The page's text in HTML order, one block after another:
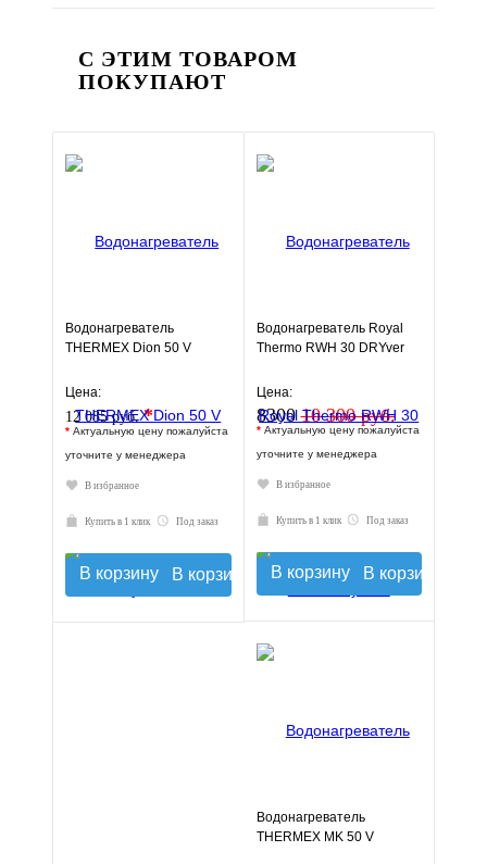
С ЭТИМ ТОВАРОМ
ПОКУПАЮТ
Водонагреватель
THERMEX Dion 50 V
Цена:
12 085 руб.*
* Актуальную цену пожалуйста
уточните у менеджера
В избранное
Купить в 1 клик Под заказ
В корзину
Водонагреватель Royal
Thermo RWH 30 DRYver
Цена:
8300 10 300 руб.
* Актуальную цену пожалуйста
уточните у менеджера
В избранное
Купить в 1 клик Под заказ
В корзину
Водонагреватель
THERMEX MK 50 V